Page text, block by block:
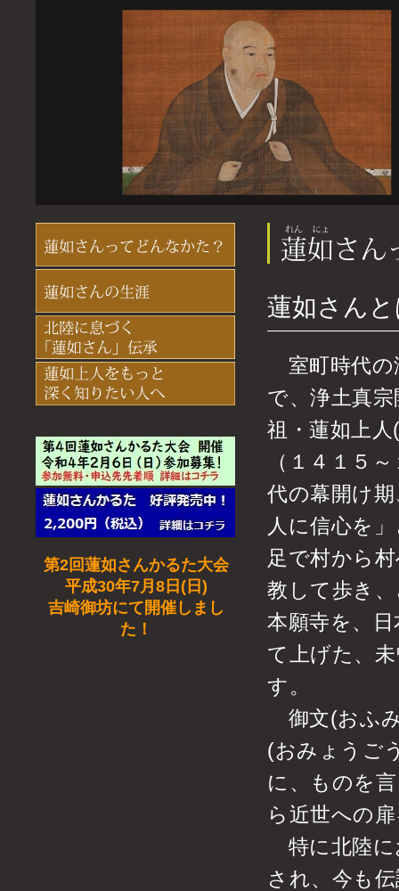
第2回蓮如さんかるた大会
平成30年7月8日(日)
吉崎御坊にて開催しまし
た！
蓮如さん
室町時代の
で、浄土真
祖・蓮如上
（１４１５
代の幕開け
人に信心を
足で村から
教して歩き
本願寺を、
て上げた、
す。
御文(おふ
(おみょうご
に、ものを
ら近世への
特に北陸に
され、今も